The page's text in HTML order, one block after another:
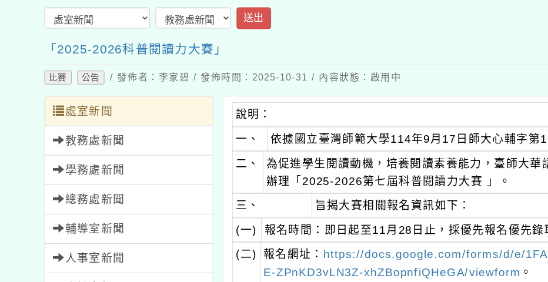
送出
「2025-2026科普閱讀力大賽」
比賽 公告 / 發佈者：李家碧 / 發佈時間：2025-10-31 / 內容狀態：啟用中
處室新聞
教務處新聞
學務處新聞
總務處新聞
輔導室新聞
人事室新聞
說明：
一、
依據國立臺灣師範大學114年9月17日師大心輔字第
二、
為促進學生閱讀動機，培養閱讀素養能力，臺師大華
辦理「2025-2026第七屆科普閱讀力大賽 」。
三、
旨揭大賽相關報名資訊如下：
(一)
報名時間：即日起至11月28日止，採優先報名優先錄
(二) 報名網址： https://docs.google.com/forms/d/e/
E-ZPnKD3vLN3Z-xhZBopnfiQHeGA/viewform 。